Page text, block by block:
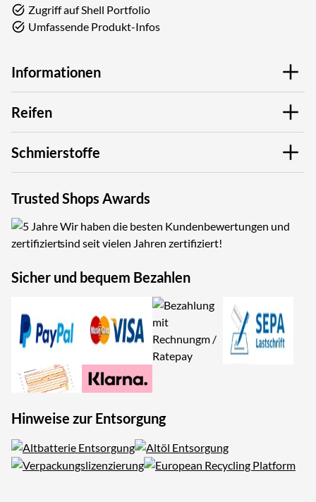
Zugriff auf Shell Portfolio
Umfassende Produkt-Infos
Informationen
Reifen
Schmierstoffe
Trusted Shops Awards
Wir haben die besten Kundenbewertungen und
sind seit vielen Jahren zertifiziert!
Sicher und bequem Bezahlen
Hinweise zur Entsorgung